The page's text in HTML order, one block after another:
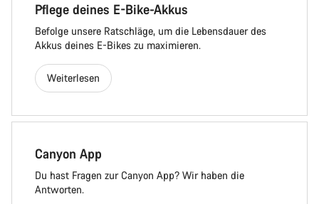
Pflege deines E-Bike-Akkus
Befolge unsere Ratschläge, um die Lebensdauer des
Akkus deines E-Bikes zu maximieren.
Weiterlesen
Canyon App
Du hast Fragen zur Canyon App? Wir haben die
Antworten.